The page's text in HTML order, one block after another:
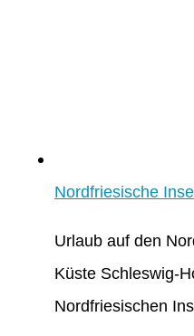
Nordfriesische
Urlaub auf den
Küste Schleswig-
Nordfriesischen